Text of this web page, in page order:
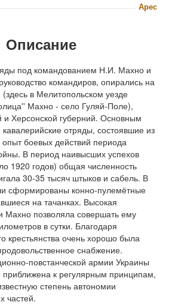
Арес
Описание
под командованием Н.И. Махно и
командиров, опирались на
в Мелитопольском уезде
Махно - село Гуляй-Поле),
и Херсонской губерний. Основным
отряды, состоявшие из
боевых действий периода
В период наивысших успехов
1920 годов) общая численность
30-35 тысяч штыков и сабель. В
сформированы конно-пулемётные
на тачанках. Высокая
Махно позволяла совершать ему
в сутки. Благодаря
крестьянства очень хорошо была
снабжение.
повстанческой армии Украины
к регулярным принципам,
степень автономии
частей.